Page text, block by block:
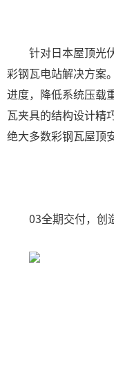
针对日本屋顶光
彩钢瓦电站解决方案
进度，降低系统压载
瓦夹具的结构设计精
绝大多数彩钢瓦屋顶
03全期交付，创